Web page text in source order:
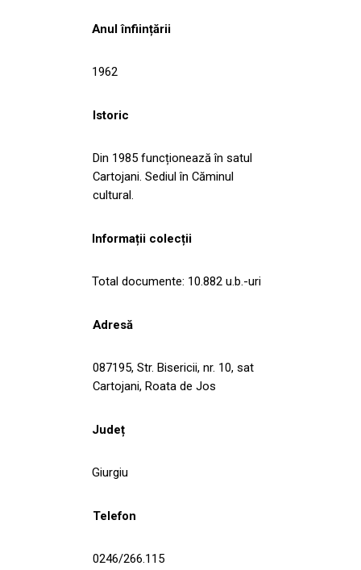
Anul înființării
1962
Istoric
Din 1985 funcționează în satul
Cartojani. Sediul în Căminul
cultural.
Informații colecții
Total documente: 10.882 u.b.-uri
Adresă
087195, Str. Bisericii, nr. 10, sat
Cartojani, Roata de Jos
Județ
Giurgiu
Telefon
0246/266.115